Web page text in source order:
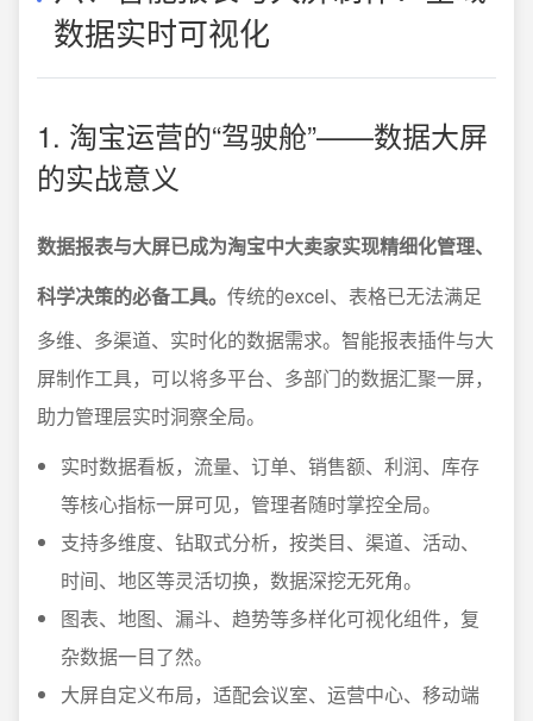
数据实时可视化
1. 淘宝运营的“驾驶舱”——数据大屏
的实战意义
数据报表与大屏已成为淘宝中大卖家实现精细化管理、
科学决策的必备工具。 传统的excel、表格已无法满足
多维、多渠道、实时化的数据需求。智能报表插件与大
屏制作工具，可以将多平台、多部门的数据汇聚一屏，
助力管理层实时洞察全局。
实时数据看板，流量、订单、销售额、利润、库存
等核心指标一屏可见，管理者随时掌控全局。
支持多维度、钻取式分析，按类目、渠道、活动、
时间、地区等灵活切换，数据深挖无死角。
图表、地图、漏斗、趋势等多样化可视化组件，复
杂数据一目了然。
大屏自定义布局，适配会议室、运营中心、移动端